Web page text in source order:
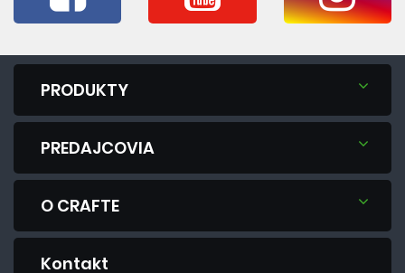
PRODUKTY
PREDAJCOVIA
O CRAFTE
Kontakt